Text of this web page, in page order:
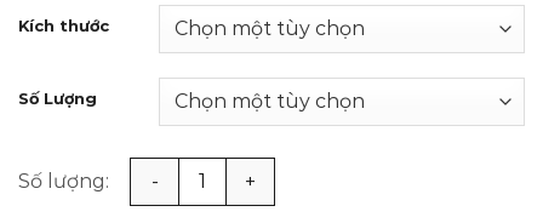
11.000VNĐ.là:
9.000VNĐ.
Kích thước
Số Lượng
Bao tay sợi Poly trắng 80g số lượng